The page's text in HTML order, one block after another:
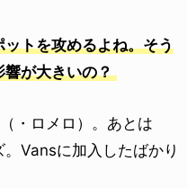
トを攻めるよね。そう
響が大きいの？
・ロメロ）。あとは
。Vansに加入したばかり